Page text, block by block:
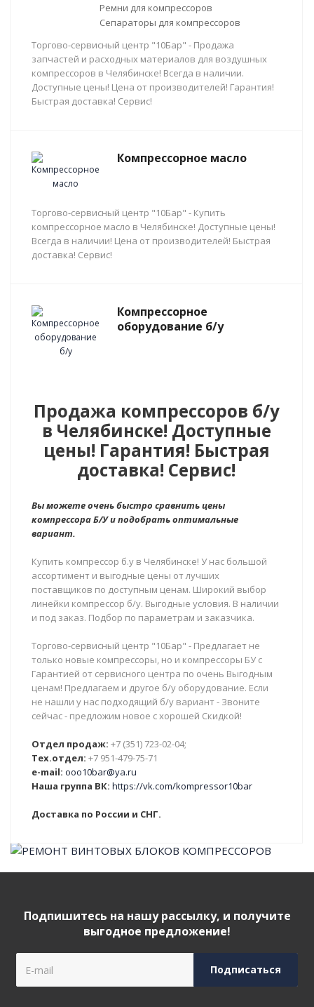
Ремни для компрессоров
Сепараторы для компрессоров
Торгово-сервисный центр "10Бар" - Продажа
запчастей и расходных материалов для воздушных
компрессоров в Челябинске! Всегда в наличии.
Доступные цены! Цена от производителей! Гарантия!
Быстрая доставка! Сервис!
Компрессорное масло
Торгово-сервисный центр "10Бар" - Купить
компрессорное масло в Челябинске! Доступные цены!
Всегда в наличии! Цена от производителей! Быстрая
доставка! Сервис!
Компрессорное
оборудование б/у
Продажа компрессоров б/у
в Челябинске! Доступные
цены! Гарантия! Быстрая
доставка! Сервис!
Вы можете очень быстро сравнить цены
компрессора Б/У и подобрать оптимальные
вариант.
Купить компрессор б.у в Челябинске! У нас большой
ассортимент и выгодные цены от лучших
поставщиков по доступным ценам. Широкий выбор
линейки компрессор б/у. Выгодные условия. В наличии
и под заказ. Подбор по параметрам и заказчика.
Торгово-сервисный центр "10Бар" - Предлагает не
только новые компрессоры, но и компрессоры БУ с
Гарантией от сервисного центра по очень Выгодным
ценам! Предлагаем и другое б/у оборудование. Если
не нашли у нас подходящий б/у вариант - Звоните
сейчас - предложим новое с хорошей Скидкой!
Отдел продаж: +7 (351) 723-02-04;
Тех.отдел: +7 951-479-75-71
e-mail: ooo10bar@ya.ru
Наша группа ВК: https://vk.com/kompressor10bar
Доставка по России и СНГ.
Подпишитесь на нашу рассылку, и получите
выгодное предложение!